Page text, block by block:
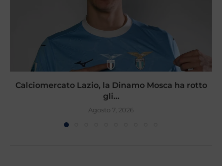
Calciomercato Lazio, la Dinamo Mosca ha rotto
gli...
Agosto 7, 2026